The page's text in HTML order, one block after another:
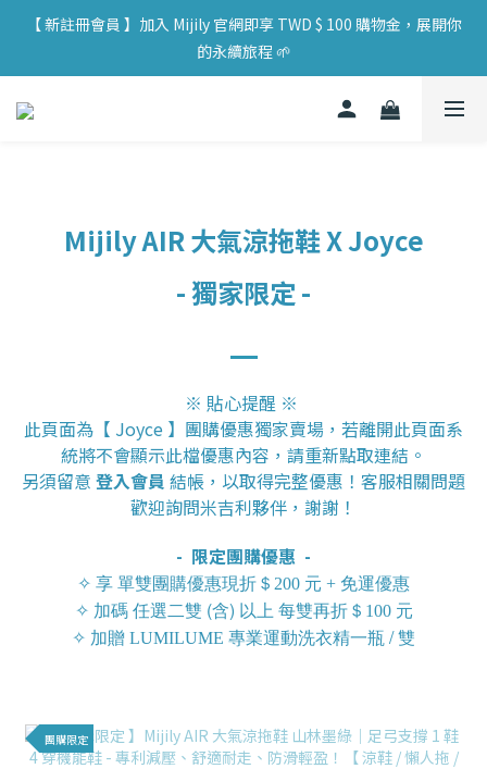
【 實體門市 】Mijily AIR 大氣涼拖鞋 於全臺 33 個實體據點展售，
歡迎親臨試穿選購！
【 新註冊會員 】加入 Mijily 官網即享 TWD $ 100 購物金，展開你
的永續旅程 🌱
【 實體門市 】Mijily AIR 大氣涼拖鞋 於全臺 33 個實體據點展售，
Mijily AIR 大氣涼拖鞋 X Joyce
-獨家限定 -
※ 貼心提醒 ※
此頁面為【 Joyce 】團購優惠獨家賣場，若離開此頁面系
統將不會顯示此檔優惠內容，請重新點取連結。
另須留意 登入會員 結帳，以取得完整優惠！客服相關問題
歡迎詢問米吉利夥伴，謝謝！
- 限定團購優惠 -
✧ 享 單雙團購優惠現折＄200 元 + 免運優惠
✧ 加碼 任選二雙 (含) 以上 每雙再折＄100 元
✧ 加贈 LUMILUME 專業運動洗衣精一瓶 / 雙
團購限定